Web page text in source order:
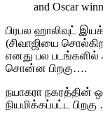
and Oscar
பிரபல ஹாலிவுட்
(சிவாஜியை
எனது பல படங்களில்
சொன்ன பிறகு….
நயாகரா நகரத்தின்
நியமிக்கப்பட்ட